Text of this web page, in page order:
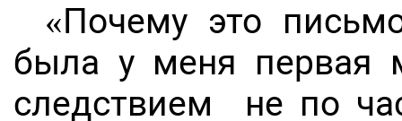
«Почему это
была у меня первая
следствием не по